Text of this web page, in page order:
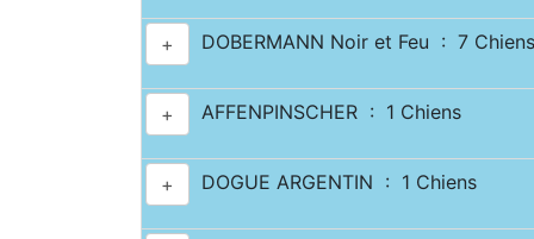
+ DOBERMANN Noir et Feu : 7 Chiens
+ AFFENPINSCHER : 1 Chiens
+ DOGUE ARGENTIN : 1 Chiens